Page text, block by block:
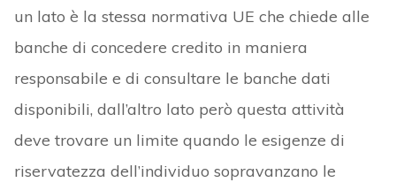
un lato è la stessa normativa UE che chiede alle
banche di concedere credito in maniera
responsabile e di consultare le banche dati
disponibili, dall’altro lato però questa attività
deve trovare un limite quando le esigenze di
riservatezza dell’individuo sopravanzano le